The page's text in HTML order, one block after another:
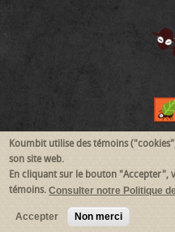
Suivez-nous
Koumbit utilise des témoins
son site web.
En cliquant sur le bouton "Accepter",
témoins. Consulter notre Politique
Accepter Non merci